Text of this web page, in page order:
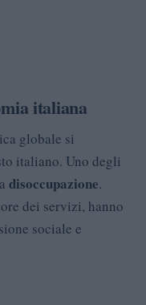
italiana
globale si
italiano. Uno degli
disoccupazione.
dei servizi, hanno
sociale e